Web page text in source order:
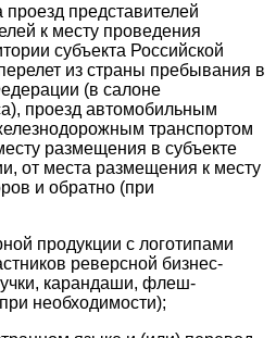
проезд представителей
к месту проведения
субъекта Российской
из страны пребывания в
(в салоне
проезд автомобильным
транспортом
размещения в субъекте
от места размещения к месту
и обратно (при
продукции с логотипами
реверсной бизнес-
карандаши, флеш-
необходимости);